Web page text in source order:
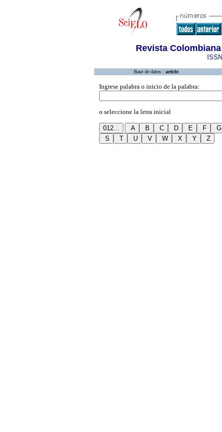
Revista
Base de datos : article
Ingrese palabra o inicio de la palabra:
o seleccione la letra inicial